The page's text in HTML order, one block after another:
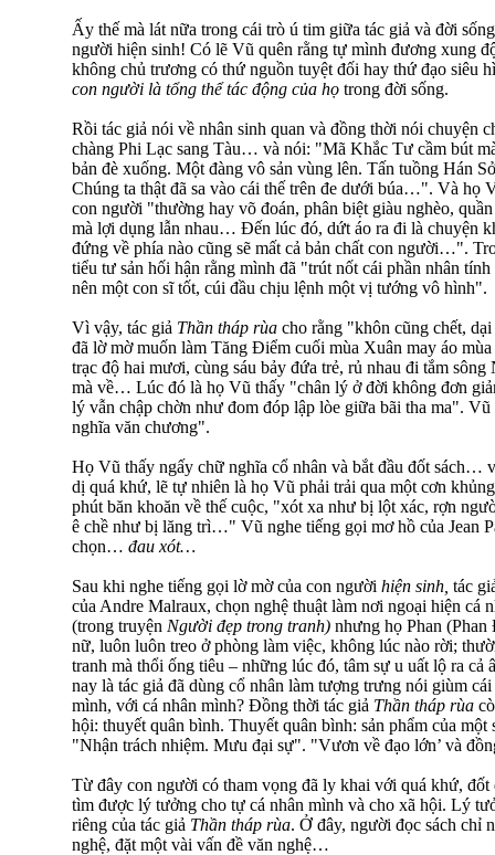
Ấy thế mà lát nữa trong cái trò ú tim giữa tác giả và đời
người hiện sinh! Có lẽ Vũ quên rằng tự mình đương xung
không chủ trương có thứ nguồn tuyệt đối hay thứ đạo siêu
con người là tổng thể tác động của họ trong đời sống.
Rồi tác giả nói về nhân sinh quan và đồng thời nói chuyện
chàng Phi Lạc sang Tàu… và nói: "Mã Khắc Tư cầm bút
bản đè xuống. Một đàng vô sản vùng lên. Tấn tuồng Hán
Chúng ta thật đã sa vào cái thế trên đe dưới búa…". Và họ
con người "thường hay võ đoán, phân biệt giàu nghèo,
mà lợi dụng lẫn nhau… Đến lúc đó, dứt áo ra đi là chuyện
đứng về phía nào cũng sẽ mất cả bản chất con người…".
tiểu tư sản hối hận rằng mình đã "trút nốt cái phần nhân
nên một con sĩ tốt, cúi đầu chịu lệnh một vị tướng vô hình".
Vì vậy, tác giả Thần tháp rùa cho rằng "khôn cũng chết,
đã lờ mờ muốn làm Tăng Điểm cuối mùa Xuân may áo
trạc độ hai mươi, cùng sáu bảy đứa trẻ, rủ nhau đi tắm
mà về… Lúc đó là họ Vũ thấy "chân lý ở đời không đơn
lý vẫn chập chờn như đom đóp lập lòe giữa bãi tha ma".
nghĩa văn chương".
Họ Vũ thấy ngấy chữ nghĩa cổ nhân và bắt đầu đốt sách…
dị quá khứ, lẽ tự nhiên là họ Vũ phải trải qua một cơn
phút băn khoăn về thế cuộc, "xót xa như bị lột xác, rợn
ê chề như bị lăng trì…" Vũ nghe tiếng gọi mơ hồ của Jean
chọn… đau xót…
Sau khi nghe tiếng gọi lờ mờ của con người hiện sinh, tác
của Andre Malraux, chọn nghệ thuật làm nơi ngoại hiện cá
(trong truyện Người đẹp trong tranh) nhưng họ Phan
nữ, luôn luôn treo ở phòng làm việc, không lúc nào rời;
tranh mà thổi ống tiêu – những lúc đó, tâm sự u uất lộ ra
nay là tác giả đã dùng cổ nhân làm tượng trưng nói giùm
mình, với cá nhân mình? Đồng thời tác giả Thần tháp rùa
hội: thuyết quân bình. Thuyết quân bình: sản phẩm của
"Nhận trách nhiệm. Mưu đại sự". "Vươn về đạo lớn’ và
Từ đây con người có tham vọng đã ly khai với quá khứ,
tìm được lý tưởng cho tự cá nhân mình và cho xã hội. Lý
riêng của tác giả Thần tháp rùa. Ở đây, người đọc sách chỉ
nghệ, đặt một vài vấn đề văn nghệ…